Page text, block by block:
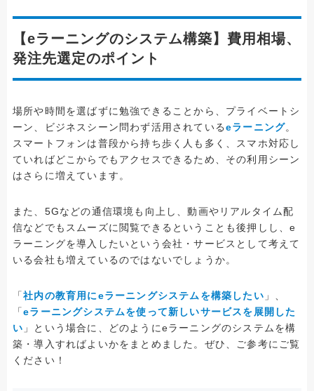
【eラーニングのシステム構築】費用相場、
発注先選定のポイント
場所や時間を選ばずに勉強できることから、プライベートシ
ーン、ビジネスシーン問わず活用されているeラーニング。
スマートフォンは普段から持ち歩く人も多く、スマホ対応し
ていればどこからでもアクセスできるため、その利用シーン
はさらに増えています。
また、5Gなどの通信環境も向上し、動画やリアルタイム配
信などでもスムーズに閲覧できるということも後押しし、e
ラーニングを導入したいという会社・サービスとして考えて
いる会社も増えているのではないでしょうか。
「社内の教育用にeラーニングシステムを構築したい 」、
「eラーニングシステムを使って新しいサービスを展開した
い 」という場合に、どのようにeラーニングのシステムを構
築・導入すればよいかをまとめました。ぜひ、ご参考にご覧
ください！